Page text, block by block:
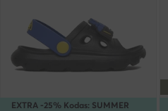
EXTRA -25% Kodas: SUMMER